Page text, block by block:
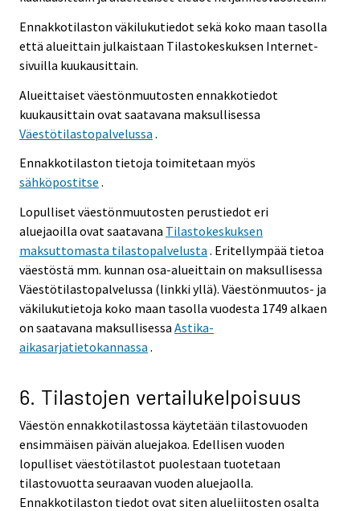
Ennakkotilaston väkilukutiedot sekä koko maan tasolla
että alueittain julkaistaan Tilastokeskuksen Internet-
sivuilla kuukausittain.
Alueittaiset väestönmuutosten ennakkotiedot
kuukausittain ovat saatavana maksullisessa
Väestötilastopalvelussa .
Ennakkotilaston tietoja toimitetaan myös
sähköpostitse .
Lopulliset väestönmuutosten perustiedot eri
aluejaoilla ovat saatavana Tilastokeskuksen
maksuttomasta tilastopalvelusta . Eritellympää tietoa
väestöstä mm. kunnan osa-alueittain on maksullisessa
Väestötilastopalvelussa (linkki yllä). Väestönmuutos- ja
väkilukutietoja koko maan tasolla vuodesta 1749 alkaen
on saatavana maksullisessa Astika-
aikasarjatietokannassa .
6. Tilastojen vertailukelpoisuus
Väestön ennakkotilastossa käytetään tilastovuoden
ensimmäisen päivän aluejakoa. Edellisen vuoden
lopulliset väestötilastot puolestaan tuotetaan
tilastovuotta seuraavan vuoden aluejaolla.
Ennakkotilaston tiedot ovat siten alueliitosten osalta